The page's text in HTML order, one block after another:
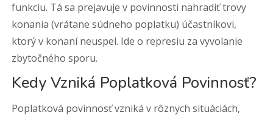
funkciu. Tá sa prejavuje v povinnosti nahradiť trovy
konania (vrátane súdneho poplatku) účastníkovi,
ktorý v konaní neuspel. Ide o represiu za vyvolanie
zbytočného sporu.
Kedy Vzniká Poplatková Povinnosť?
Poplatková povinnosť vzniká v rôznych situáciách,